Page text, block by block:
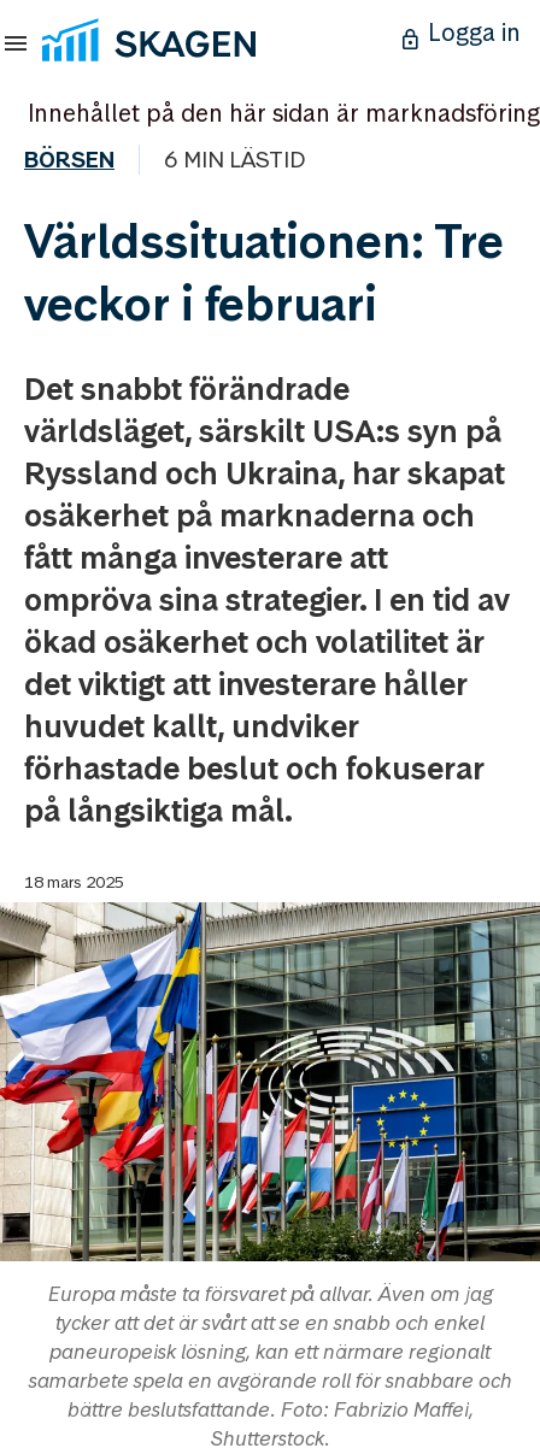
Logga in
Innehållet på den här sidan är marknadsföring
BÖRSEN 6 MIN LÄSTID
Världssituationen: Tre
veckor i februari
Det snabbt förändrade
världsläget, särskilt USA:s syn på
Ryssland och Ukraina, har skapat
osäkerhet på marknaderna och
fått många investerare att
ompröva sina strategier. I en tid av
ökad osäkerhet och volatilitet är
det viktigt att investerare håller
huvudet kallt, undviker
förhastade beslut och fokuserar
på långsiktiga mål.
18 mars 2025
Europa måste ta försvaret på allvar. Även om jag
tycker att det är svårt att se en snabb och enkel
paneuropeisk lösning, kan ett närmare regionalt
samarbete spela en avgörande roll för snabbare och
bättre beslutsfattande. Foto: Fabrizio Maffei,
Shutterstock.